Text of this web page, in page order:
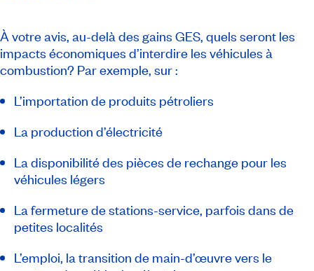
À votre avis, au-delà des gains GES, quels seront les
impacts économiques d’interdire les véhicules à
combustion? Par exemple, sur :
L’importation de produits pétroliers
La production d’électricité
La disponibilité des pièces de rechange pour les
véhicules légers
La fermeture de stations-service, parfois dans de
petites localités
L’emploi, la transition de main-d’œuvre vers le